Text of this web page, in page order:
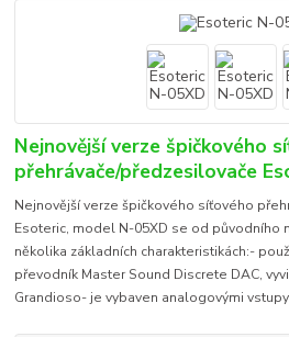
Nejnovější verze špičkového
přehrávače/předzesilovače
Nejnovější verze špičkového síťového
Esoteric, model N-05XD se od původního
několika základních charakteristikách:-
převodník Master Sound Discrete DAC,
Grandioso- je vybaven analogovými